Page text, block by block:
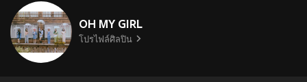
OH MY GIRL
โปรไฟล์ศิลปิน